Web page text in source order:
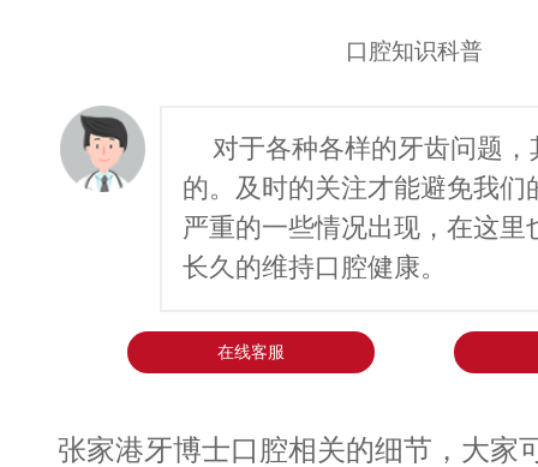
口腔知识科普
对于各种各样的牙齿问题
的。及时的关注才能避免我们
严重的一些情况出现，在这里
长久的维持口腔健康。
在线客服
张家港牙博士口腔相关的细节，大家